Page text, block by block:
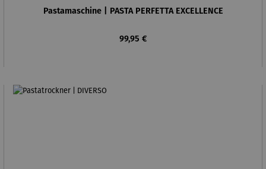
Pastamaschine | PASTA PERFETTA EXCELLENCE
Regulärer Preis:
99,95 €